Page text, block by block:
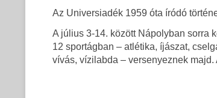
Az Universiadék 1959 óta íródó
A július 3-14. között Nápolyban sorra
12 sportágban – atlétika, íjászat,
vívás, vízilabda – versenyeznek